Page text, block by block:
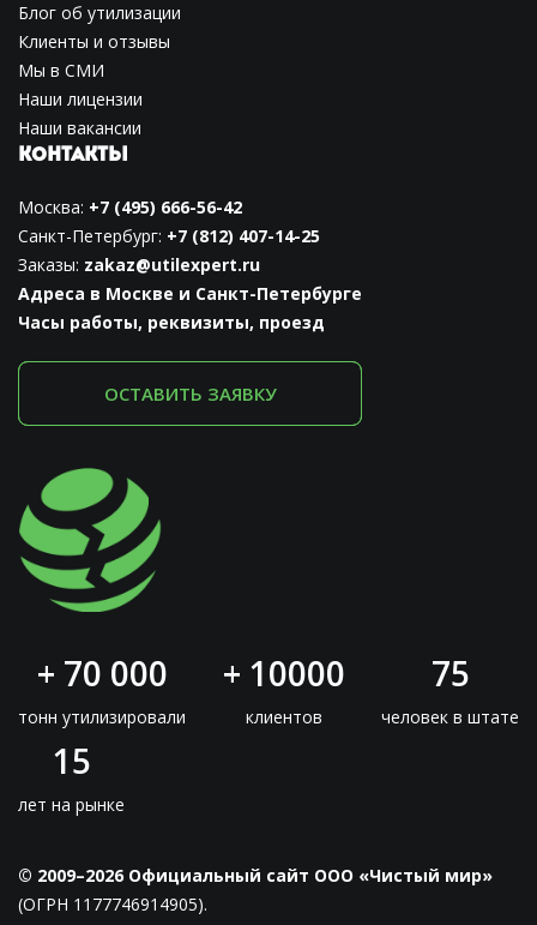
Блог об утилизации
Клиенты и отзывы
Мы в СМИ
Наши лицензии
Наши вакансии
КОНТАКТЫ
Москва: +7 (495) 666-56-42
Санкт-Петербург: +7 (812) 407-14-25
Заказы: zakaz@utilexpert.ru
Адреса в Москве и Санкт-Петербурге
Часы работы, реквизиты, проезд
ОСТАВИТЬ ЗАЯВКУ
+ 70 000
тонн утилизировали
+ 10000
клиентов
75
человек в штате
15
лет на рынке
© 2009–2026 Официальный сайт ООО «Чистый мир»
(ОГРН 1177746914905).